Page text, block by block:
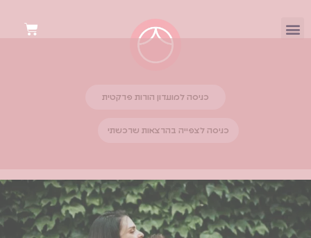
כניסה למועדון הורות פרקטית
כניסה לצפייה בהרצאות שרכשתי